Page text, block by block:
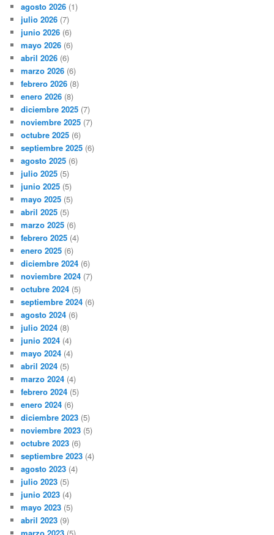
agosto 2026 (1)
julio 2026 (7)
junio 2026 (6)
mayo 2026 (6)
abril 2026 (6)
marzo 2026 (6)
febrero 2026 (8)
enero 2026 (8)
diciembre 2025 (7)
noviembre 2025 (7)
octubre 2025 (6)
septiembre 2025 (6)
agosto 2025 (6)
julio 2025 (5)
junio 2025 (5)
mayo 2025 (5)
abril 2025 (5)
marzo 2025 (6)
febrero 2025 (4)
enero 2025 (6)
diciembre 2024 (6)
noviembre 2024 (7)
octubre 2024 (5)
septiembre 2024 (6)
agosto 2024 (6)
julio 2024 (8)
junio 2024 (4)
mayo 2024 (4)
abril 2024 (5)
marzo 2024 (4)
febrero 2024 (5)
enero 2024 (6)
diciembre 2023 (5)
noviembre 2023 (5)
octubre 2023 (6)
septiembre 2023 (4)
agosto 2023 (4)
julio 2023 (5)
junio 2023 (4)
mayo 2023 (5)
abril 2023 (9)